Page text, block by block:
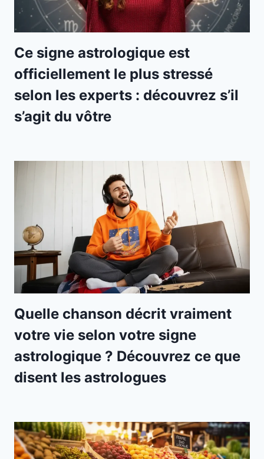
Ce signe astrologique est
officiellement le plus stressé
selon les experts : découvrez s’il
s’agit du vôtre
Quelle chanson décrit vraiment
votre vie selon votre signe
astrologique ? Découvrez ce que
disent les astrologues